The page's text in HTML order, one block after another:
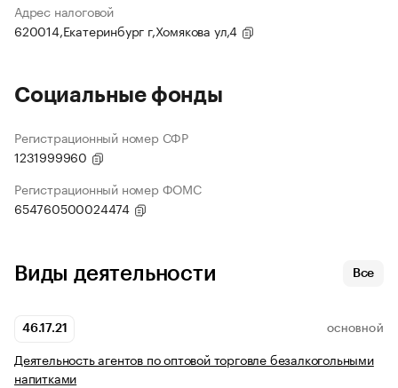
Адрес налоговой
620014,Екатеринбург г,Хомякова ул,4
Социальные фонды
Регистрационный номер СФР
1231999960
Регистрационный номер ФОМС
654760500024474
Виды деятельности Все
46.17.21 ОСНОВНОЙ
Деятельность агентов по оптовой торговле безалкогольными
напитками